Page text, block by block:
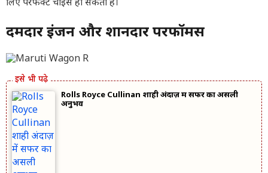
लिए परफेक्ट चॉइस हो सकती है।
दमदार इंजन और शानदार परफॉर्मेंस
Rolls Royce Cullinan शाही अंदाज़ में सफर का असली
अनुभव